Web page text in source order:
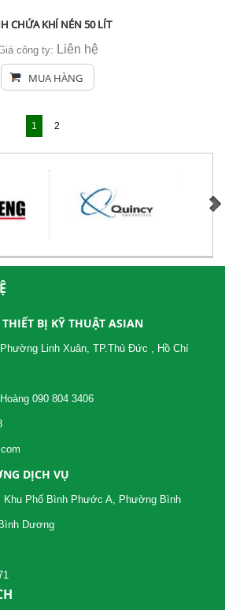
CHỨA KHÍ NÉN 50 LÍT
công ty: Liên hệ
MUA HÀNG
1 2
BỊ KỸ THUẬT ASIAN
Linh Xuân, TP.Thủ Đức , Hồ Chí
090 804 3406
DỊCH VỤ
Khu Phố Bình Phước A, Phường Bình
Dương